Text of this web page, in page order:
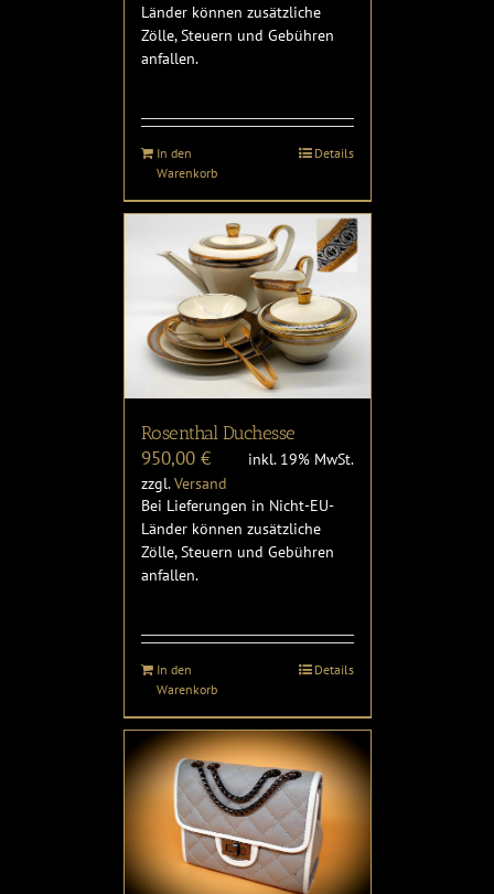
Länder können zusätzliche
Zölle, Steuern und Gebühren
anfallen.
In den
Warenkorb
Details
Rosenthal Duchesse
950,00 €
inkl. 19% MwSt.
zzgl.Versand
Bei Lieferungen in Nicht-EU-
Länder können zusätzliche
Zölle, Steuern und Gebühren
anfallen.
In den
Warenkorb
Details